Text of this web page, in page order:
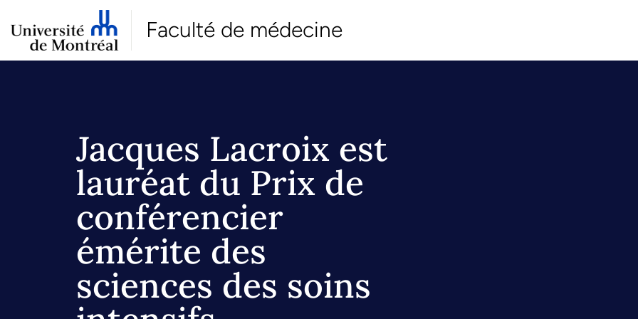
Faculté de médecine
Jacques Lacroix est
lauréat du Prix de
conférencier
émérite des
sciences des soins